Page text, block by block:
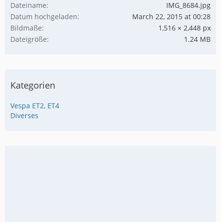
Dateiname
IMG_8684.jpg
Datum hochgeladen
March 22, 2015 at 00:28
Bildmaße
1,516 × 2,448 px
Dateigröße
1.24 MB
Kategorien
Vespa ET2, ET4
Diverses